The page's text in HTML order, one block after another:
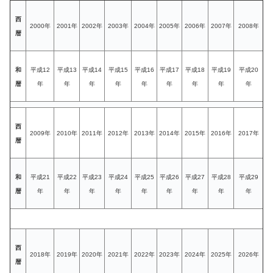
西
暦
2000年 2001年 2002年 2003年 2004年 2005年 2006年 2007年 2008年
和
暦
平成12
年
平成13
年
平成14
年
平成15
年
平成16
年
平成17
年
平成18
年
平成19
年
平成20
年
西
暦
2009年 2010年 2011年 2012年 2013年 2014年 2015年 2016年 2017年
和
暦
平成21
年
平成22
年
平成23
年
平成24
年
平成25
年
平成26
年
平成27
年
平成28
年
平成29
年
西
暦
2018年 2019年 2020年 2021年 2022年 2023年 2024年 2025年 2026年